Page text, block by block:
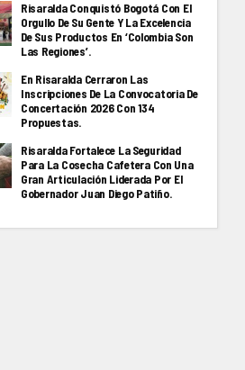
Risaralda Conquistó Bogotá Con El
Orgullo De Su Gente Y La Excelencia
De Sus Productos En ‘Colombia Son
Las Regiones’.
En Risaralda Cerraron Las
Inscripciones De La Convocatoria De
Concertación 2026 Con 134
Propuestas.
Risaralda Fortalece La Seguridad
Para La Cosecha Cafetera Con Una
Gran Articulación Liderada Por El
Gobernador Juan Diego Patiño.